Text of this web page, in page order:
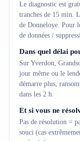
Le diagnostic est
tranches de 15 min.
de Donneloye. Pour
de données /
Dans quel délai
Sur Yverdon,
jour même ou le
démarre plus,
dans les 2 h.
Et si vous ne
Pas de résolution =
souci (cas